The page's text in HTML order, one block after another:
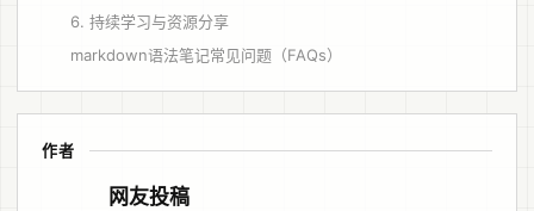
6. 持续学习与资源分享
markdown语法笔记常见问题（FAQs）
作者
网友投稿